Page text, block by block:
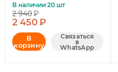
В наличии 20 шт
2 940₽
2 450₽
В
корзину
Связаться
в
WhatsApp